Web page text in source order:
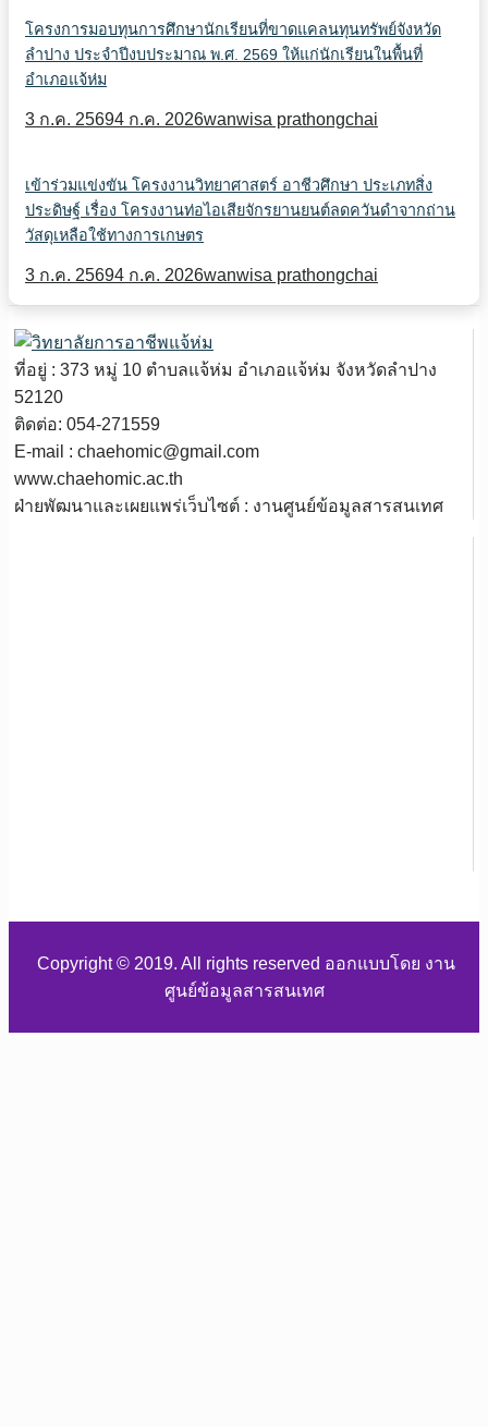
โครงการมอบทุนการศึกษานักเรียนที่ขาดแคลนทุนทรัพย์จังหวัด
ลำปาง ประจำปีงบประมาณ พ.ศ. 2569 ให้แก่นักเรียนในพื้นที่
อำเภอแจ้ห่ม
3 ก.ค. 25694 ก.ค. 2026wanwisa prathongchai
เข้าร่วมแข่งขัน โครงงานวิทยาศาสตร์ อาชีวศึกษา ประเภทสิ่ง
ประดิษฐ์ เรื่อง โครงงานท่อไอเสียจักรยานยนต์ลดควันดำจากถ่าน
วัสดุเหลือใช้ทางการเกษตร
3 ก.ค. 25694 ก.ค. 2026wanwisa prathongchai
ที่อยู่ : 373 หมู่ 10 ตำบลแจ้ห่ม อำเภอแจ้ห่ม จังหวัดลำปาง
52120
ติดต่อ: 054-271559
E-mail : chaehomic@gmail.com
www.chaehomic.ac.th
ฝ่ายพัฒนาและเผยแพร่เว็บไซต์ : งานศูนย์ข้อมูลสารสนเทศ
Copyright © 2019. All rights reserved ออกแบบโดย งาน
ศูนย์ข้อมูลสารสนเทศ